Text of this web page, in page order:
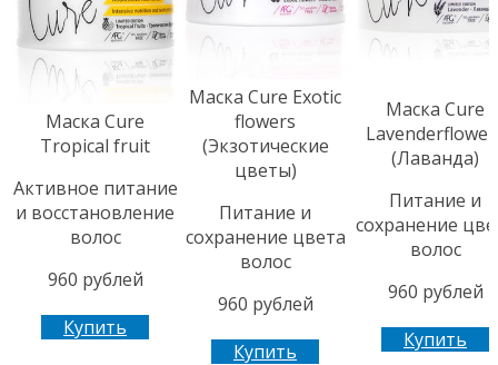
Маска Cure
Tropical fruit
Активное питание
и восстановление
волос
960 рублей
Купить
Маска Cure Exotic
flowers
(Экзотические
цветы)
Питание и
сохранение цвета
волоc
960 рублей
Купить
Маска Cure
(Лаванда)
Питание и
сохранение
волоc
960 рублей
Купить